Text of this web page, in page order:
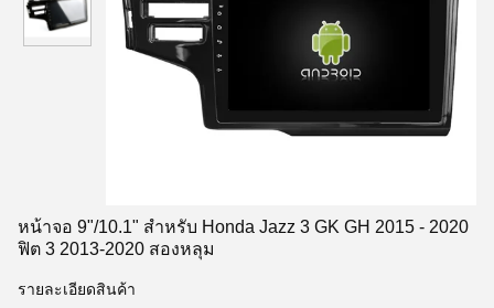
หน้าจอ 9"/10.1" สําหรับ Honda Jazz 3 GK GH 2015 - 2020
ฟิต 3 2013-2020 สองหลุม
รายละเอียดสินค้า